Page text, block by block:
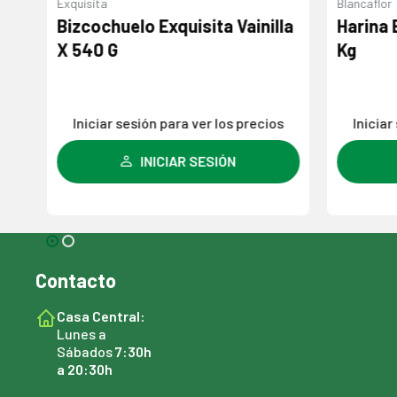
Exquisita
Bizcochuelo Exquisita Vainilla
X 540 G
Iniciar sesión para ver los precios
INICIAR SESIÓN
Blancaflor
Harina
Kg
Iniciar
Contacto
Casa Central:
Lunes a
Sábados7:30h
a 20:30h